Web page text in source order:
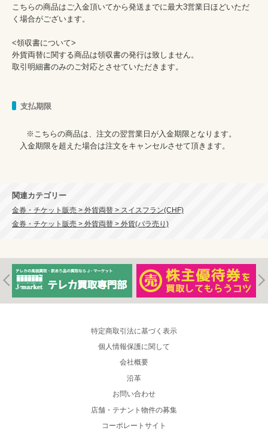
こちらの商品はご入金頂いてから発送までに最大3営業日ほどいただ
く場合がございます。
<領収書について>
外貨両替に関する商品は領収書の発行は致しません。
取引明細書のみのご対応とさせていただきます。
支払期限
入金期限を超えた場合は注文をキャンセルさせて頂きます。
関連カテゴリー
金券・チケット販売 > 外貨両替 > スイスフラン(CHF)
金券・チケット販売 > 外貨両替 > 外貨(バラ売り)
特定商取引法に基づく表示
個人情報保護に関して
会社概要
沿革
お問い合わせ
店舗・テナント物件の募集
コーポレートサイト